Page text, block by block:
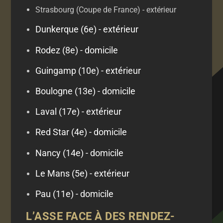
Strasbourg (Coupe de France) - extérieur
Dunkerque (6e) - extérieur
Rodez (8e) - domicile
Guingamp (10e) - extérieur
Boulogne (13e) - domicile
Laval (17e) - extérieur
Red Star (4e) - domicile
Nancy (14e) - domicile
Le Mans (5e) - extérieur
Pau (11e) - domicile
L’ASSE FACE À DES RENDEZ-